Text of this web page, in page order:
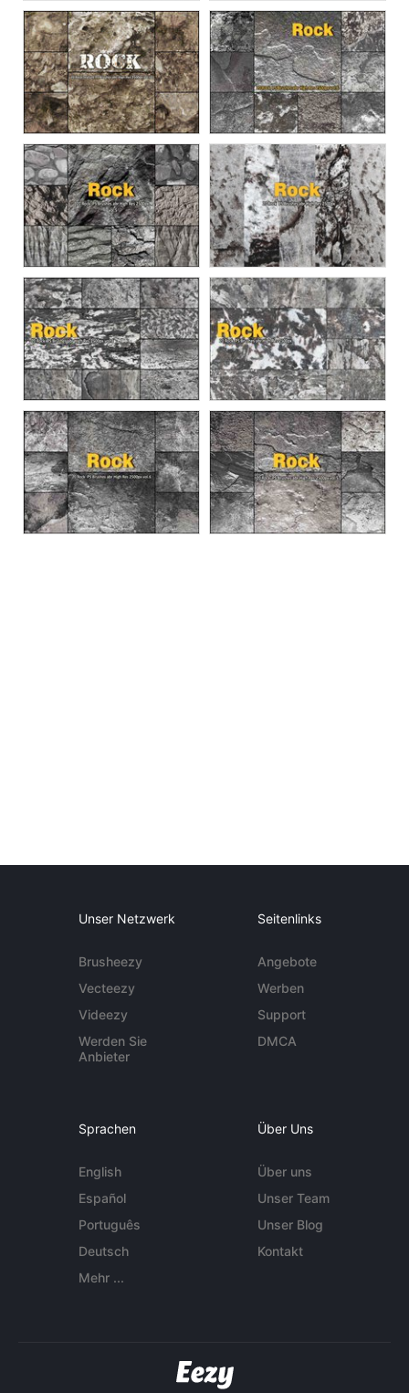
Unser Netzwerk
Brusheezy
Vecteezy
Videezy
Werden Sie
Anbieter
Seitenlinks
Angebote
Werben
Support
DMCA
Sprachen
English
Español
Português
Deutsch
Mehr ...
Über Uns
Über uns
Unser Team
Unser Blog
Kontakt